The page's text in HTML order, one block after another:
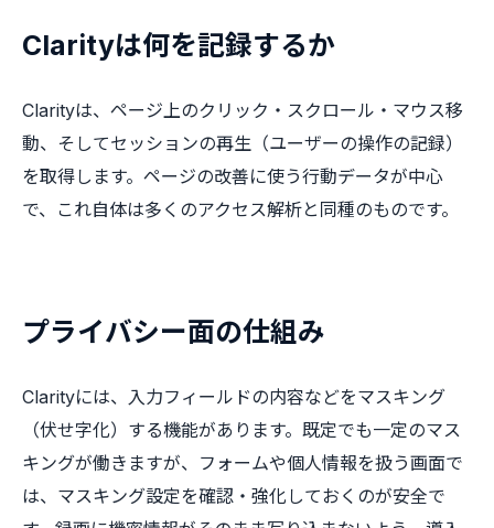
Clarityは何を記録するか
Clarityは、ページ上のクリック・スクロール・マウス移
動、そしてセッションの再生（ユーザーの操作の記録）
を取得します。ページの改善に使う行動データが中心
で、これ自体は多くのアクセス解析と同種のものです。
プライバシー面の仕組み
Clarityには、入力フィールドの内容などをマスキング
（伏せ字化）する機能があります。既定でも一定のマス
キングが働きますが、フォームや個人情報を扱う画面で
は、マスキング設定を確認・強化しておくのが安全で